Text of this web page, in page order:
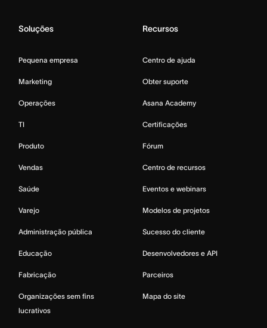
Soluções
Pequena empresa
Marketing
Operações
TI
Produto
Vendas
Saúde
Varejo
Administração pública
Educação
Fabricação
Organizações sem fins
lucrativos
Recursos
Centro de ajuda
Obter suporte
Asana Academy
Certificações
Fórum
Centro de recursos
Eventos e webinars
Modelos de projetos
Sucesso do cliente
Desenvolvedores e API
Parceiros
Mapa do site